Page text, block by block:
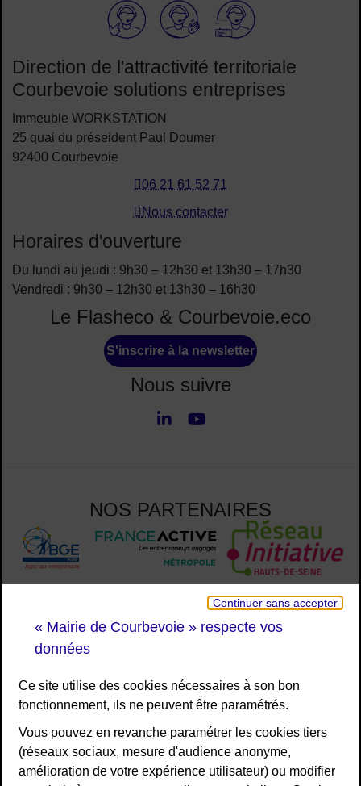
Continuer sans accepter
« Mairie de Courbevoie » respecte vos
données
Ce site utilise des cookies nécessaires à son bon
fonctionnement, ils ne peuvent être paramétrés.
Vous pouvez en revanche paramétrer les cookies tiers
(réseaux sociaux, mesure d'audience anonyme,
amélioration de votre expérience utilisateur) ou modifier
Elioz
Direction de l'attractivité territoriale
Courbevoie solutions entreprises
Immeuble WORKSTATION
25 quai du préseident Paul Doumer
92400 Courbevoie
06 21 61 52 71
Nous contacter
Horaires d'ouverture
Du lundi au jeudi : 9h30 – 12h30 et 13h30 – 17h30
Vendredi : 9h30 – 12h30 et 13h30 – 16h30
Le Flasheco & Courbevoie.eco
S'inscrire à la newsletter
Nous suivre
Nous suivre
NOS PARTENAIRES